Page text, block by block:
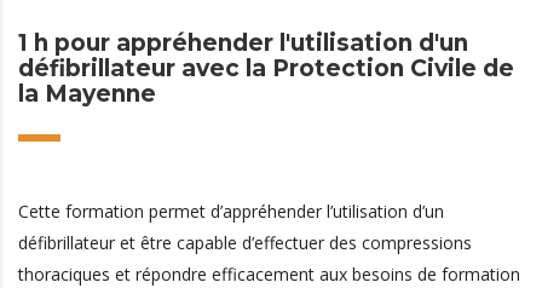
1 h pour appréhender l'utilisation d'un
défibrillateur avec la Protection Civile de
la Mayenne
Cette formation permet d’appréhender l’utilisation d’un
défibrillateur et être capable d’effectuer des compressions
thoraciques et répondre efficacement aux besoins de formation